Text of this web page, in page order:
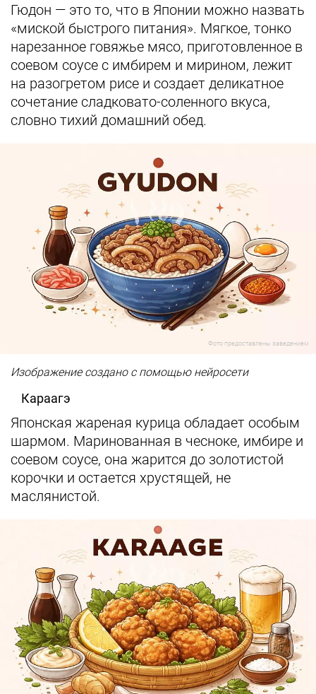
Гюдон — это то, что в Японии можно назвать
«миской быстрого питания». Мягкое, тонко
нарезанное говяжье мясо, приготовленное в
соевом соусе с имбирем и мирином, лежит
на разогретом рисе и создает деликатное
сочетание сладковато-соленного вкуса,
словно тихий домашний обед.
Фото предоставлены заведением
Изображение создано с помощью нейросети
Караагэ
Японская жареная курица обладает особым
шармом. Маринованная в чесноке, имбире и
соевом соусе, она жарится до золотистой
корочки и остается хрустящей, не
маслянистой.